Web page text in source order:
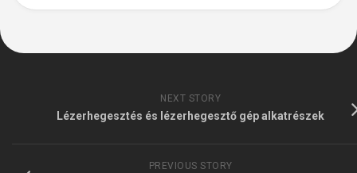
NEXT STORY
Lézerhegesztés és lézerhegesztő gép alkatrészek
PREVIOUS STORY